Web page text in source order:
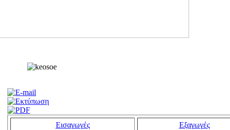
Εισαγωγές Εξαγωγές